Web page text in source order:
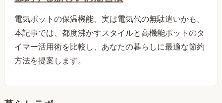
電気ポットの保温機能、実は電気代の無駄遣いかも。
本記事では、都度沸かすスタイルと高機能ポットのタ
イマー活用術を比較し、あなたの暮らしに最適な節約
方法を提案します。